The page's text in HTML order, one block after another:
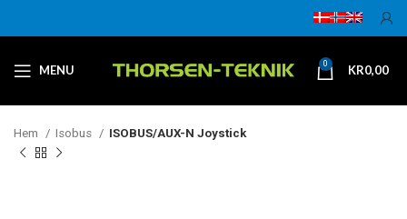
MENU 0 KR0,00
Hem Isobus ISOBUS/AUX-N Joystick